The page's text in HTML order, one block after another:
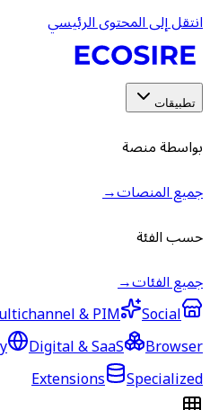
انتقل إلى المحتوى الرئيسي
تطبيقات
بواسطة منصة
جميع المنصات→
حسب الفئة
جميع الفئات→
& PIM
Social
Digital & SaaS
Browser
Extensions
Specialized